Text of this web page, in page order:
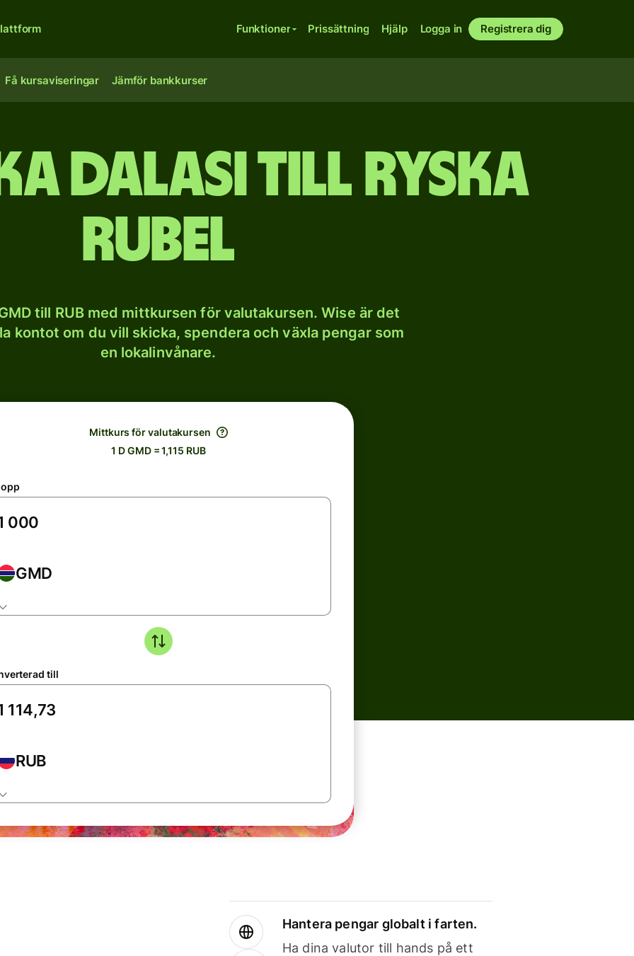
Funktioner Prissättning Hjälp Logga in Registrera dig
Få kursaviseringar Jämför bankkurser
dalasi till ryska
rubel
till RUB med mittkursen för valutakursen. Wise är det
kontot om du vill skicka, spendera och växla pengar som
en lokalinvånare.
Mittkurs för valutakursen
1 D GMD = 1,115 RUB
GMD
till
RUB
Hantera pengar globalt i farten.
Ha dina valutor till hands på ett